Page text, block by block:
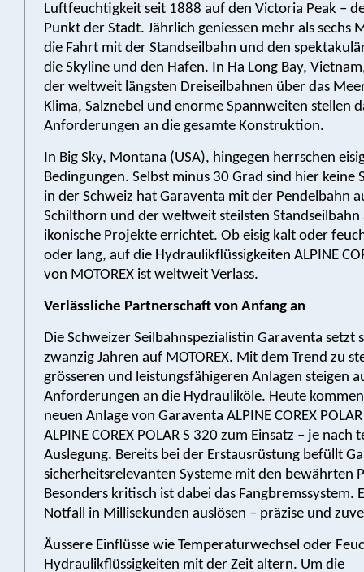
Luftfeuchtigkeit seit 1888 auf den Victoria Peak –
Punkt der Stadt. Jährlich geniessen mehr als sechs
die Fahrt mit der Standseilbahn und den
die Skyline und den Hafen. In Ha Long Bay,
der weltweit längsten Dreiseilbahnen über das
Klima, Salznebel und enorme Spannweiten stellen
Anforderungen an die gesamte Konstruktion.
In Big Sky, Montana (USA), hingegen herrschen
Bedingungen. Selbst minus 30 Grad sind hier keine
in der Schweiz hat Garaventa mit der Pendelbahn
Schilthorn und der weltweit steilsten Standseilbahn
ikonische Projekte errichtet. Ob eisig kalt oder
oder lang, auf die Hydraulikflüssigkeiten ALPINE
von MOTOREX ist weltweit Verlass.
Verlässliche Partnerschaft von Anfang an
Die Schweizer Seilbahnspezialistin Garaventa setzt
zwanzig Jahren auf MOTOREX. Mit dem Trend zu
grösseren und leistungsfähigeren Anlagen steigen
Anforderungen an die Hydrauliköle. Heute
neuen Anlage von Garaventa ALPINE COREX
ALPINE COREX POLAR S 320 zum Einsatz – je nach
Auslegung. Bereits bei der Erstausrüstung befüllt
sicherheitsrelevanten Systeme mit den bewährten
Besonders kritisch ist dabei das Fangbremssystem.
Notfall in Millisekunden auslösen – präzise und
Äussere Einflüsse wie Temperaturwechsel oder
Hydraulikflüssigkeiten mit der Zeit altern. Um die